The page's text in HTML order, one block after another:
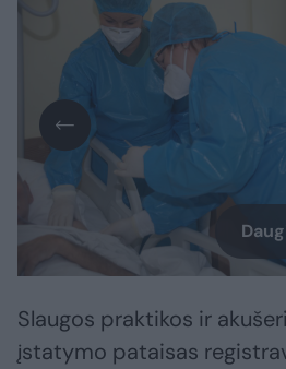
Slaugos praktikos ir
įstatymo pataisas